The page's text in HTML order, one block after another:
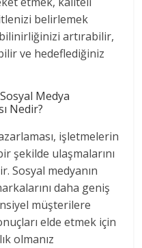
belirlemek
artırabilir,
ve hedeflediğiniz
Medya
Nedir?
işletmelerin
şekilde ulaşmalarını
Sosyal medyanın
daha geniş
müşterilere
elde etmek için
olmanız